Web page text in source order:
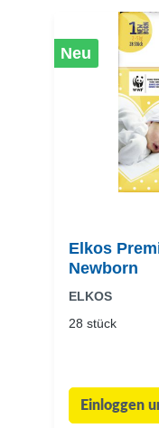
Neu
Elkos
Newborn
ELKOS
28 stück
Einloggen